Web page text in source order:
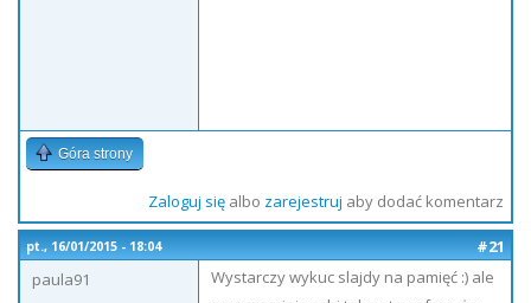
Góra strony
Zaloguj sięalbo zarejestruj aby dodać komentarz
pt., 16/01/2015 - 18:04
#21
paula91
Wystarczy wykuc slajdy na pamięć :) ale